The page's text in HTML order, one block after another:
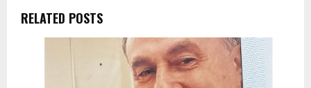
RELATED POSTS